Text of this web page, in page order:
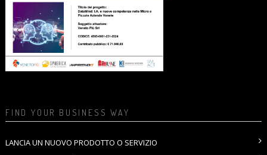
FIND YOUR BUSINESS WAY
LANCIA UN NUOVO PRODOTTO O SERVIZIO